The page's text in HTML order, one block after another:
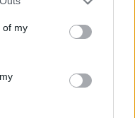
of my